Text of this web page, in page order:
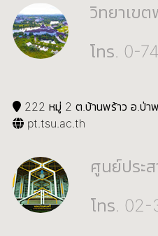
วิทยาเข
โทร. 0-
222 หมู่ 2 ต.บ้านพร้าว อ.ป่า
pt.tsu.ac.th
ศูนย์ประ
โทร.